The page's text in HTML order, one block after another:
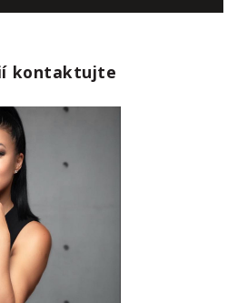
kontaktujte